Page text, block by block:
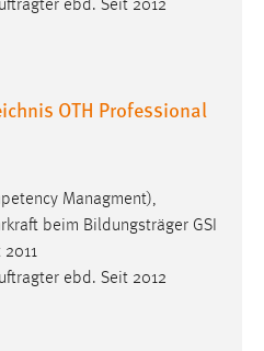
ebd. Seit 2012
OTH Professional
Managment),
beim Bildungsträger GSI
ebd. Seit 2012
um sich an der Website